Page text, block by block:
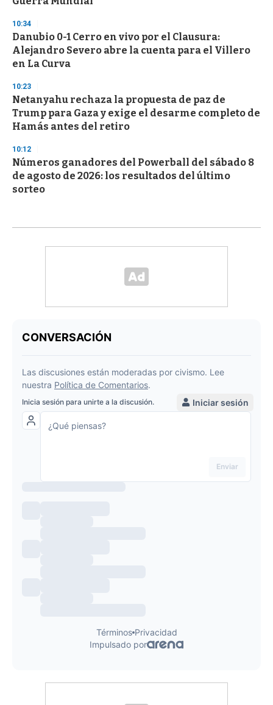
10:34
Danubio 0-1 Cerro en vivo por el Clausura:
Alejandro Severo abre la cuenta para el Villero
en La Curva
10:23
Netanyahu rechaza la propuesta de paz de
Trump para Gaza y exige el desarme completo de
Hamás antes del retiro
10:12
Números ganadores del Powerball del sábado 8
de agosto de 2026: los resultados del último
sorteo